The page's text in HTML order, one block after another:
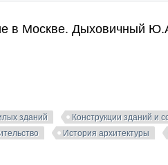
в Москве. Дыховичный
зданий
Конструкции зданий и
История архитектуры